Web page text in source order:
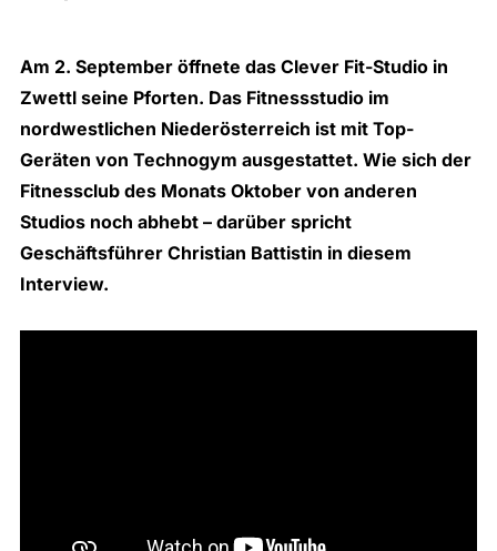
Am 2. September öffnete das Clever Fit-Studioin
Zwettl seine Pforten. Das Fitnessstudio im
nordwestlichen Niederösterreich ist mit Top-
Geräten von Technogym ausgestattet. Wie sich der
Fitnessclub des Monats Oktober von anderen
Studios noch abhebt – darüber spricht
Geschäftsführer Christian Battistin in diesem
Interview.